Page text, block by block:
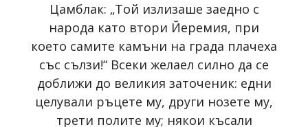
Цамблак: „Той излизаше заедно с
народа като втори Йеремия, при
което самите камъни на града плачеха
със сълзи!“ Всеки желаел силно да се
доближи до великия заточеник: едни
целували ръцете му, други нозете му,
трети полите му; някои късали